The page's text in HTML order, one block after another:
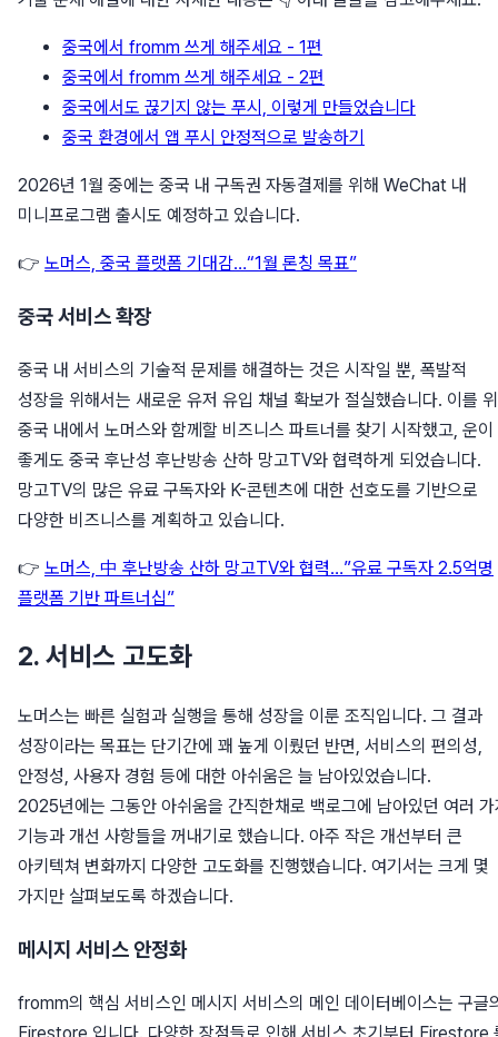
중국에서 fromm 쓰게 해주세요 - 1편
중국에서 fromm 쓰게 해주세요 - 2편
중국에서도 끊기지 않는 푸시, 이렇게 만들었습니다
중국 환경에서 앱 푸시 안정적으로 발송하기
2026년 1월 중에는 중국 내 구독권 자동결제를 위해 WeChat 내
미니프로그램 출시도 예정하고 있습니다.
👉 노머스, 중국 플랫폼 기대감…“1월 론칭 목표”
중국 서비스 확장
중국 내 서비스의 기술적 문제를 해결하는 것은 시작일 뿐, 폭발적
성장을 위해서는 새로운 유저 유입 채널 확보가 절실했습니다. 이를
중국 내에서 노머스와 함께할 비즈니스 파트너를 찾기 시작했고, 운이
좋게도 중국 후난성 후난방송 산하 망고TV와 협력하게 되었습니다.
망고TV의 많은 유료 구독자와 K-콘텐츠에 대한 선호도를 기반으로
다양한 비즈니스를 계획하고 있습니다.
👉 노머스, 中 후난방송 산하 망고TV와 협력…”유료 구독자 2.5억명
플랫폼 기반 파트너십”
2. 서비스 고도화
노머스는 빠른 실험과 실행을 통해 성장을 이룬 조직입니다. 그 결과
성장이라는 목표는 단기간에 꽤 높게 이뤘던 반면, 서비스의 편의성,
안정성, 사용자 경험 등에 대한 아쉬움은 늘 남아있었습니다.
2025년에는 그동안 아쉬움을 간직한채로 백로그에 남아있던 여러 가
기능과 개선 사항들을 꺼내기로 했습니다. 아주 작은 개선부터 큰
아키텍쳐 변화까지 다양한 고도화를 진행했습니다. 여기서는 크게 몇
가지만 살펴보도록 하겠습니다.
메시지 서비스 안정화
fromm의 핵심 서비스인 메시지 서비스의 메인 데이터베이스는 구글